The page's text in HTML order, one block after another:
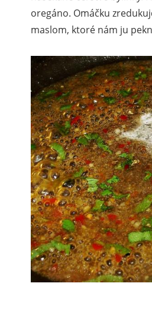
oregáno. Omáčku
maslom, ktoré nám ju